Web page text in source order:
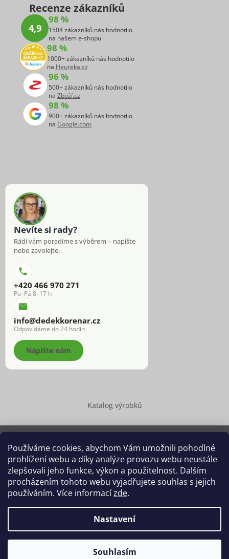
Používáme cookies, abychom Vám umožnili pohodlné
prohlížení webu a díky analýze provozu webu neustále
zlepšovali jeho funkce, výkon a použitelnost. Dalším
procházením tohoto webu vyjadřujete souhlas s jejich
používáním. Více informacízde.
Nastavení
Souhlasím
Recenze zákazníků
4,9
98 %
1504 zákazníků nás hodnotilo
na našem e-shopu
98 %
1000+ zákazníků nás hodnotilo
na Heureka.cz
96 %
500+ zákazníků nás hodnotilo
na Zboží.cz
98 %
900+ zákazníků nás hodnotilo
na Google.com
Nevíte si rady?
Rádi vám poradíme s výběrem – napište
nebo zavolejte.
+420 466 970 271
Po–Pá 8–17 h
info@dedekkorenar.cz
Odpovídáme do 24 hodin
Napište nám
Katalog výrobků
Copyright 2026 Dědek kořenář®
. Všechna práva vyhrazena.
Upravit nastavení cookies
Grafický návrh vytvořil a na Shoptet implementoval
Shoptetak.cz.
Vytvořil Shoptet